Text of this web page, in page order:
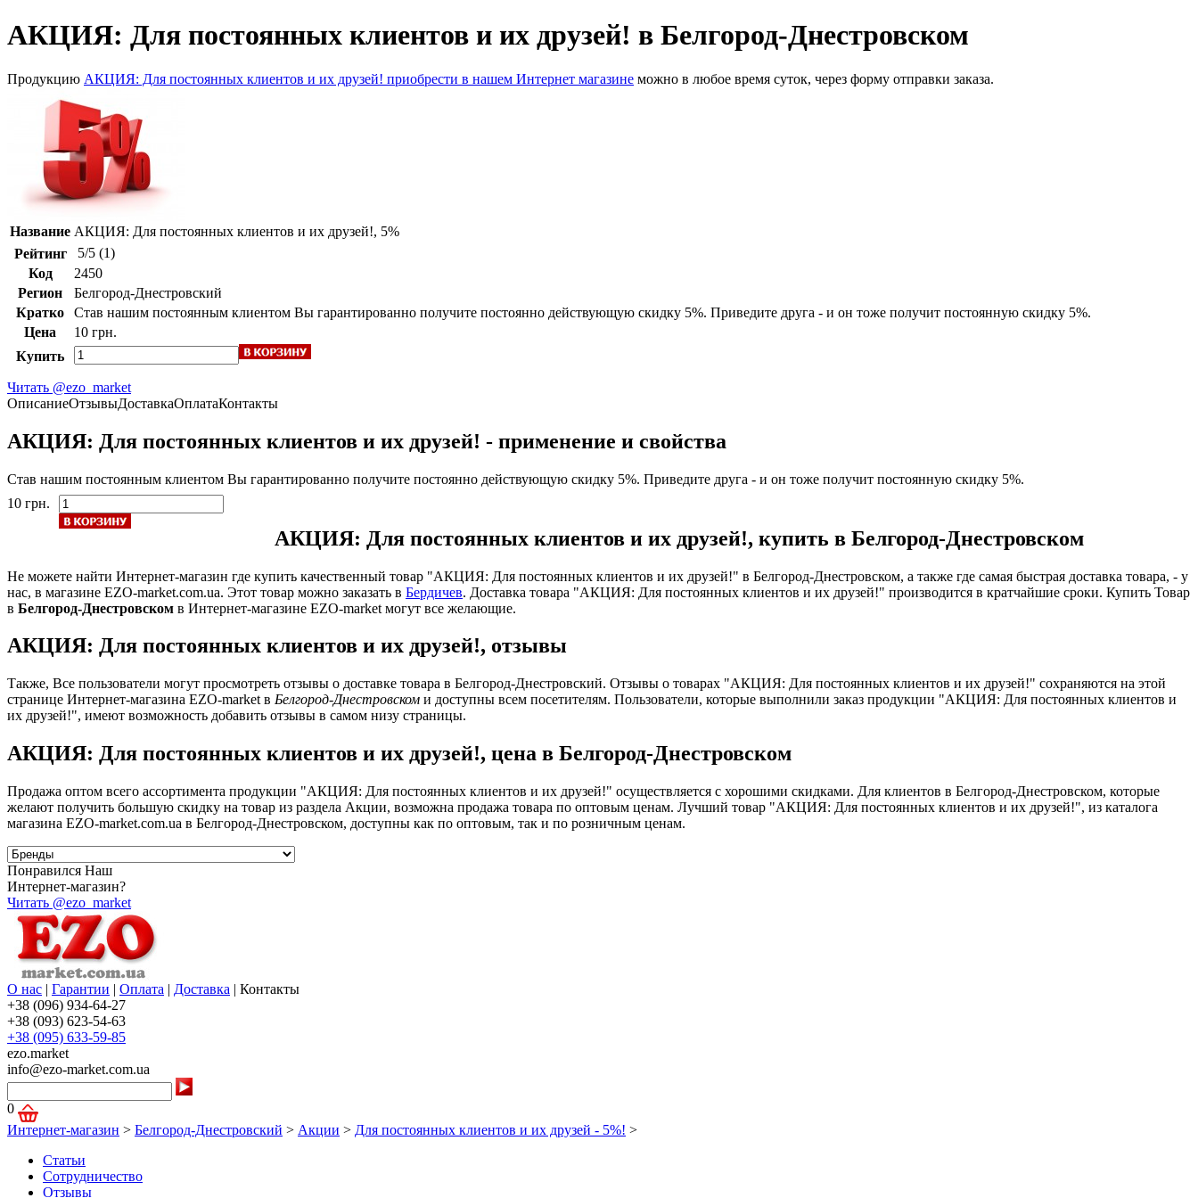
АКЦИЯ: Для постоянных клиентов и их друзей! в Белгород-Днестровском
Продукцию АКЦИЯ: Для постоянных клиентов и их друзей! приобрести в нашем Интернет магазине можно в любое время суток, через форму отправки заказа.
Название АКЦИЯ: Для постоянных клиентов и их друзей!, 5%
Рейтинг
5/5 (1)
Код
2450
Регион
Белгород-Днестровский
Кратко
Став нашим постоянным клиентом Вы гарантированно получите постоянно действующую скидку 5%. Приведите друга - и он тоже получит постоянную скидку 5%.
Цена
10 грн.
Купить
Читать @ezo_market
ОписаниеОтзывыДоставкаОплатаКонтакты
АКЦИЯ: Для постоянных клиентов и их друзей! - применение и свойства
Став нашим постоянным клиентом Вы гарантированно получите постоянно действующую скидку 5%. Приведите друга - и он тоже получит постоянную скидку 5%.
10 грн.
АКЦИЯ: Для постоянных клиентов и их друзей!, купить в Белгород-Днестровском
Не можете найти Интернет-магазин где купить качественный товар "АКЦИЯ: Для постоянных клиентов и их друзей!" в Белгород-Днестровском, а также где самая быстрая доставка товара, - у
нас, в магазине EZO-market.com.ua. Этот товар можно заказать в Бердичев. Доставка товара "АКЦИЯ: Для постоянных клиентов и их друзей!" производится в кратчайшие сроки. Купить Товар
в Белгород-Днестровском в Интернет-магазине EZO-market могут все желающие.
АКЦИЯ: Для постоянных клиентов и их друзей!, отзывы
Также, Все пользователи могут просмотреть отзывы о доставке товара в Белгород-Днестровский. Отзывы о товарах "АКЦИЯ: Для постоянных клиентов и их друзей!" сохраняются на этой
странице Интернет-магазина EZO-market в Белгород-Днестровском и доступны всем посетителям. Пользователи, которые выполнили заказ продукции "АКЦИЯ: Для постоянных клиентов и
их друзей!", имеют возможность добавить отзывы в самом низу страницы.
АКЦИЯ: Для постоянных клиентов и их друзей!, цена в Белгород-Днестровском
Продажа оптом всего ассортимента продукции "АКЦИЯ: Для постоянных клиентов и их друзей!" осуществляется с хорошими скидками. Для клиентов в Белгород-Днестровском, которые
желают получить большую скидку на товар из раздела Акции, возможна продажа товара по оптовым ценам. Лучший товар "АКЦИЯ: Для постоянных клиентов и их друзей!", из каталога
магазина EZO-market.com.ua в Белгород-Днестровском, доступны как по оптовым, так и по розничным ценам.
Понравился Наш
Интернет-магазин?
Читать @ezo_market
О нас | Гарантии | Оплата | Доставка | Контакты
+38 (096) 934-64-27
+38 (093) 623-54-63
+38 (095) 633-59-85
ezo.market
info@ezo-market.com.ua
0
Интернет-магазин > Белгород-Днестровский > Акции > Для постоянных клиентов и их друзей - 5%! >
Статьи
Сотрудничество
Отзывы